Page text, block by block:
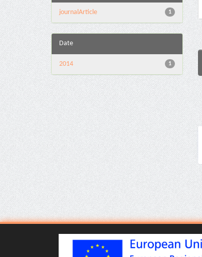
1
journalArticle
Date
1
2014